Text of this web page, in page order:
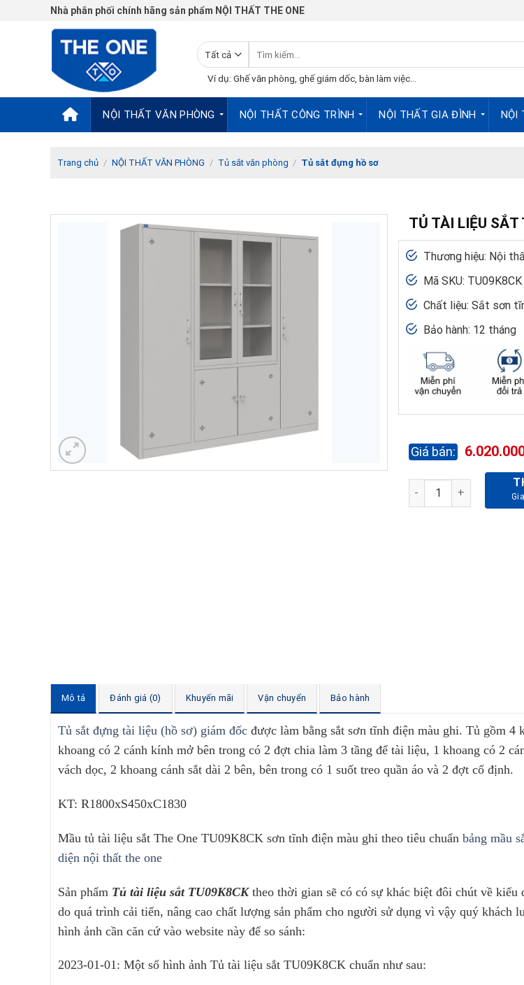
Nhà phân phối chính hãng sản phẩm NỘI THẤT THE ONE
kiếm:
Ví dụ: Ghế văn phòng, ghế giám dốc, bàn làm việc...
NỘI THẤT VĂN PHÒNG NỘI THẤT CÔNG TRÌNH NỘI THẤT GIA ĐÌNH NỘI
Trang chủ / NỘI THẤT VĂN PHÒNG / Tủ sắt văn phòng / Tủ sắt đựng hồ sơ
TỦ TÀI LIỆU SẮT
Thương hiệu: Nội
Mã SKU: TU09K8CK
Chất liệu: Sắt sơn
Bảo hành: 12 tháng
TỦ TÀI LIỆU SẮT
Mô tả Đánh giá (0) Khuyến mãi Vận chuyển Bảo hành
Tủ sắt đựng tài liệu (hồ sơ) giám đốc được làm bằng sắt sơn tĩnh điện màu ghi. Tủ gồm 4
khoang có 2 cánh kính mở bên trong có 2 đợt chia làm 3 tầng để tài liệu, 1 khoang có 2
vách dọc, 2 khoang cánh sắt dài 2 bên, bên trong có 1 suốt treo quần áo và 2 đợt cố định.
KT: R1800xS450xC1830
Mầu tủ tài liệu sắt The One TU09K8CK sơn tĩnh điện màu ghi theo tiêu chuẩn bảng mầu
diện nội thất the one
Sản phẩm Tủ tài liệu sắt TU09K8CK theo thời gian sẽ có có sự khác biệt đôi chút về kiểu
do quá trình cải tiến, nâng cao chất lượng sản phẩm cho người sử dụng vì vậy quý khách
hình ảnh cần căn cứ vào website này để so sánh:
2023-01-01: Một số hình ảnh Tủ tài liệu sắt TU09K8CK chuẩn như sau: